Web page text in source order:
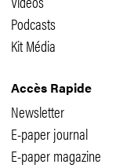
Podcasts
Kit Média
Accès Rapide
Newsletter
E-paper journal
E-paper magazine